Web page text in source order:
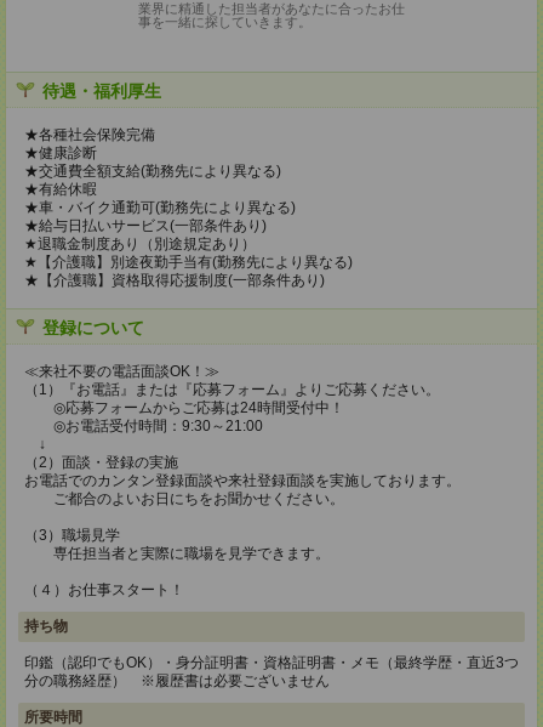
業界に精通した担当者があなたに合ったお仕
事を一緒に探していきます。
待遇・福利厚生
★各種社会保険完備
★健康診断
★交通費全額支給(勤務先により異なる)
★有給休暇
★車・バイク通勤可(勤務先により異なる)
★給与日払いサービス(一部条件あり)
★退職金制度あり（別途規定あり）
★【介護職】別途夜勤手当有(勤務先により異なる)
★【介護職】資格取得応援制度(一部条件あり)
登録について
≪来社不要の電話面談OK！≫
（1）『お電話』または『応募フォーム』よりご応募ください。
◎応募フォームからご応募は24時間受付中！
◎お電話受付時間：9:30～21:00
↓
（2）面談・登録の実施
お電話でのカンタン登録面談や来社登録面談を実施しております。
ご都合のよいお日にちをお聞かせください。
（3）職場見学
専任担当者と実際に職場を見学できます。
（４）お仕事スタート！
持ち物
印鑑（認印でもOK）・身分証明書・資格証明書・メモ（最終学歴・直近3つ
分の職務経歴） ※履歴書は必要ございません
所要時間